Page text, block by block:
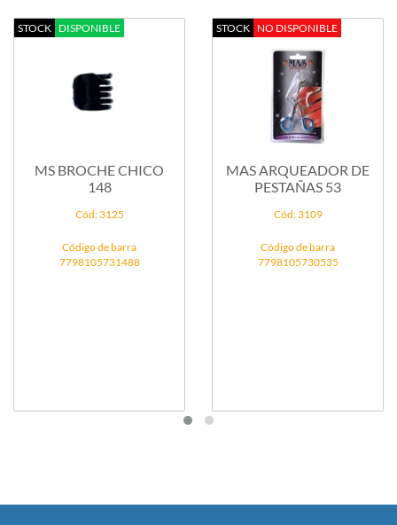
STOCK DISPONIBLE
MS BROCHE CHICO
148
Cód: 3125
Código de barra
7798105731488
STOCK NO DISPONIBLE
MAS ARQUEADOR DE
PESTAÑAS 53
Cód: 3109
Código de barra
7798105730535